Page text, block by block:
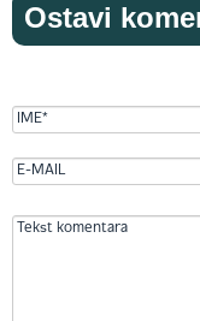
Ostavi